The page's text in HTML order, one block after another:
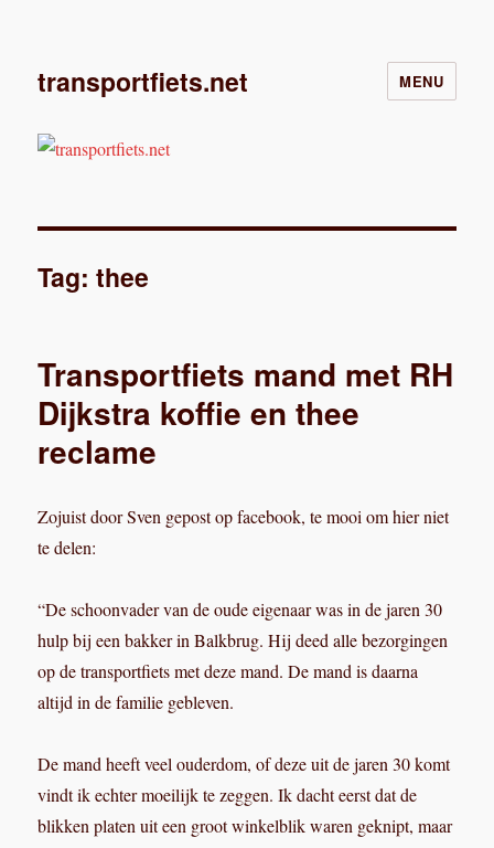
transportfiets.net MENU
Tag:thee
Transportfiets mand met RH
Dijkstra koffie en thee
reclame
Zojuist door Sven gepost op facebook, te mooi om hier niet
te delen:
“De schoonvader van de oude eigenaar was in de jaren 30
hulp bij een bakker in Balkbrug. Hij deed alle bezorgingen
op de transportfiets met deze mand. De mand is daarna
altijd in de familie gebleven.
De mand heeft veel ouderdom, of deze uit de jaren 30 komt
vindt ik echter moeilijk te zeggen. Ik dacht eerst dat de
blikken platen uit een groot winkelblik waren geknipt, maar